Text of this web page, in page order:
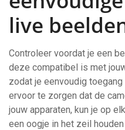
live
Controleer voordat je een
deze compatibel is met
zodat je eenvoudig
ervoor te zorgen dat de
jouw apparaten, kun je op
een oogje in het zeil